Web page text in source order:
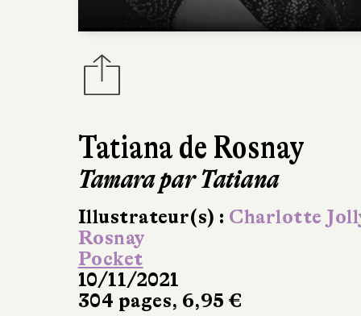
Tatiana de Rosnay
Tamara par Tatiana
Illustrateur(s) : Charlotte
Rosnay
Pocket
10/11/2021
304 pages, 6,95 €